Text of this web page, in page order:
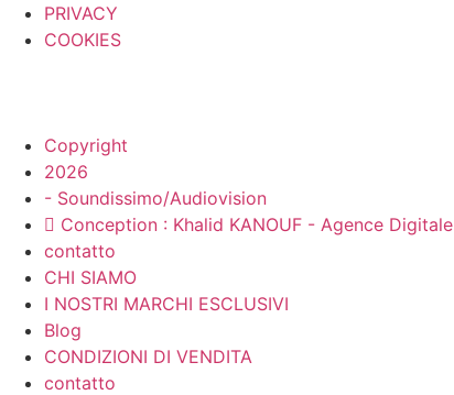
PRIVACY
COOKIES
Copyright
2026
- Soundissimo/Audiovision
Conception : Khalid KANOUF - Agence Digitale
contatto
CHI SIAMO
I NOSTRI MARCHI ESCLUSIVI
Blog
CONDIZIONI DI VENDITA
contatto